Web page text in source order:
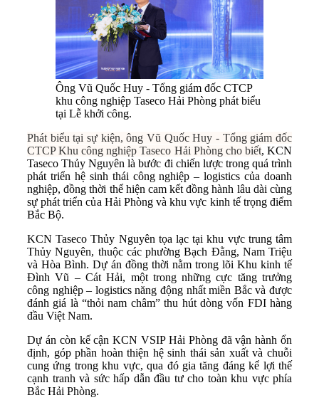
Ông Vũ Quốc Huy - Tổng giám đốc CTCP
khu công nghiệp Taseco Hải Phòng phát biểu
tại Lễ khởi công.
Phát biểu tại sự kiện, ông Vũ Quốc Huy - Tổng giám đốc
CTCP Khu công nghiệp Taseco Hải Phòng cho biết, KCN
Taseco Thủy Nguyên là bước đi chiến lược trong quá trình
phát triển hệ sinh thái công nghiệp – logistics của doanh
nghiệp, đồng thời thể hiện cam kết đồng hành lâu dài cùng
sự phát triển của Hải Phòng và khu vực kinh tế trọng điểm
Bắc Bộ.
KCN Taseco Thủy Nguyên tọa lạc tại khu vực trung tâm
Thủy Nguyên, thuộc các phường Bạch Đằng, Nam Triệu
và Hòa Bình. Dự án đồng thời nằm trong lõi Khu kinh tế
Đình Vũ – Cát Hải, một trong những cực tăng trưởng
công nghiệp – logistics năng động nhất miền Bắc và được
đánh giá là “thỏi nam châm” thu hút dòng vốn FDI hàng
đầu Việt Nam.
Dự án còn kế cận KCN VSIP Hải Phòng đã vận hành ổn
định, góp phần hoàn thiện hệ sinh thái sản xuất và chuỗi
cung ứng trong khu vực, qua đó gia tăng đáng kể lợi thế
cạnh tranh và sức hấp dẫn đầu tư cho toàn khu vực phía
Bắc Hải Phòng.